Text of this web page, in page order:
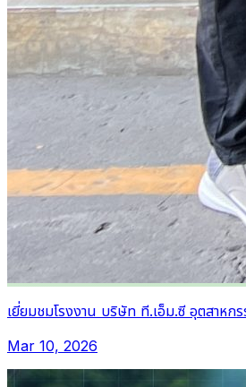
เยี่ยมชมโรงงาน บริษัท ที.เอ็ม.ซี อุตสาหก
Mar 10, 2026